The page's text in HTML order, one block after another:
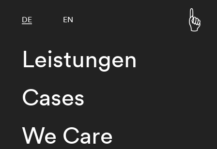
Leistungen
Cases
We Care
DE EN